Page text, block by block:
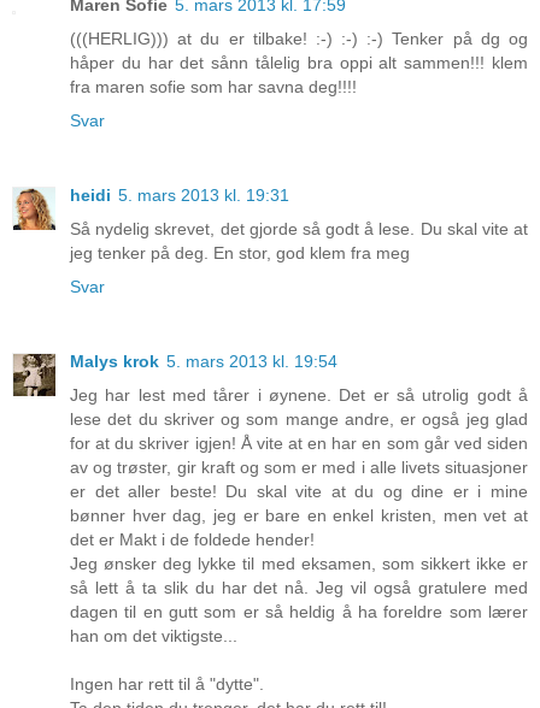
Maren Sofie 5. mars 2013 kl. 17:59
(((HERLIG))) at du er tilbake! :-) :-) :-) Tenker på dg og
håper du har det sånn tålelig bra oppi alt sammen!!! klem
fra maren sofie som har savna deg!!!!
Svar
heidi 5. mars 2013 kl. 19:31
Så nydelig skrevet, det gjorde så godt å lese. Du skal vite at
jeg tenker på deg. En stor, god klem fra meg
Svar
Malys krok 5. mars 2013 kl. 19:54
Jeg har lest med tårer i øynene. Det er så utrolig godt å
lese det du skriver og som mange andre, er også jeg glad
for at du skriver igjen! Å vite at en har en som går ved siden
av og trøster, gir kraft og som er med i alle livets situasjoner
er det aller beste! Du skal vite at du og dine er i mine
bønner hver dag, jeg er bare en enkel kristen, men vet at
det er Makt i de foldede hender!
Jeg ønsker deg lykke til med eksamen, som sikkert ikke er
så lett å ta slik du har det nå. Jeg vil også gratulere med
dagen til en gutt som er så heldig å ha foreldre som lærer
han om det viktigste...
Ingen har rett til å "dytte".